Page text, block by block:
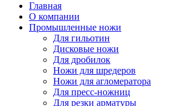
Главная
О компании
Промышленные ножи
Для гильотин
Дисковые ножи
Для дробилок
Ножи для шредеров
Ножи для агломератора
Для пресс-ножниц
Для резки арматуры